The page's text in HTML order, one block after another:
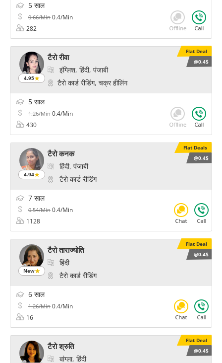
5 साल
0.66/Min 0.4/Min
282
Flat Deal
@0.4$
4.95
टैरो रीवा
इंग्लिश, हिंदी, पंजाबी
टैरो कार्ड रीडिंग, चक्र हीलिंग
5 साल
1.26/Min 0.4/Min
430
Flat Deals
@0.4$
4.94
टैरो कनक
हिंदी, पंजाबी
टैरो कार्ड रीडिंग
7 साल
0.54/Min 0.4/Min
1128
Flat Deal
@0.4$
New
टैरो ताराज्योति
हिंदी
टैरो कार्ड रीडिंग
6 साल
1.26/Min 0.4/Min
16
Flat Deal
@0.4$
टैरो श्रुति
बांग्ला, हिंदी